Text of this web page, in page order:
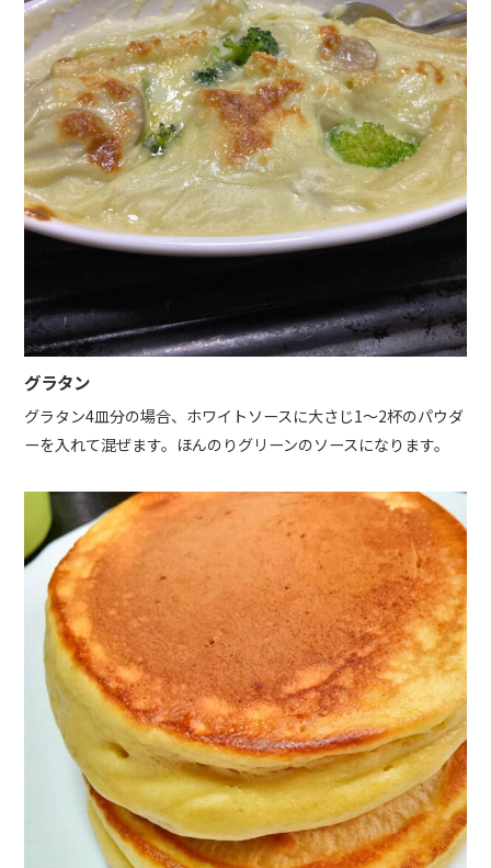
グラタン
グラタン4皿分の場合、ホワイトソースに大さじ1〜2杯のパウダ
ーを入れて混ぜます。ほんのりグリーンのソースになります。